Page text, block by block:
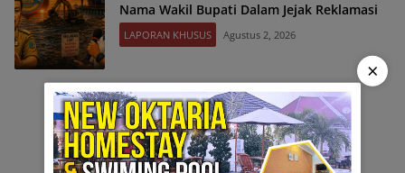
Nama Wakil Bupati Dalam Jejak Reklamasi
LAPORAN KHUSUS Agustus 2, 2026
×